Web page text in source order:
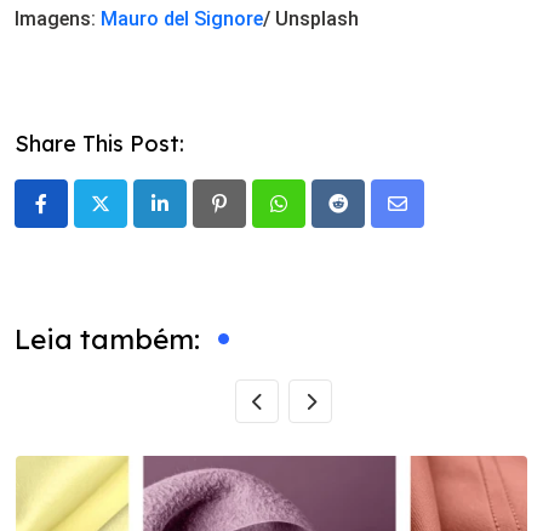
Imagens: Mauro del Signore/ Unsplash
Share This Post:
LinkedIn PinterestWhatsappRedditShare
Leia também: